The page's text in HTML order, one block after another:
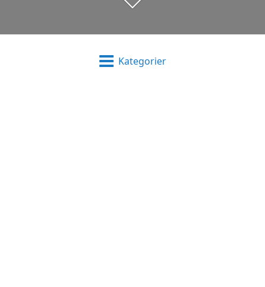
Kategorier